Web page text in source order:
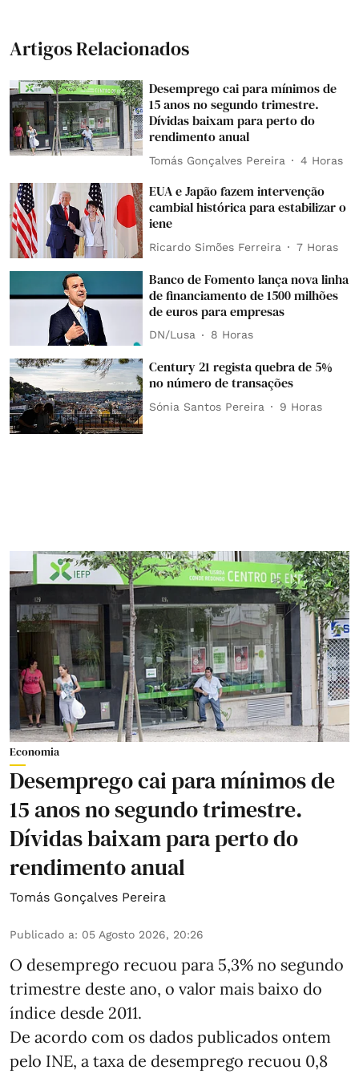
Artigos Relacionados
Desemprego cai para mínimos de
15 anos no segundo trimestre.
Dívidas baixam para perto do
rendimento anual
Tomás Gonçalves Pereira 4 Horas
EUA e Japão fazem intervenção
cambial histórica para estabilizar o
iene
Ricardo Simões Ferreira 7 Horas
Banco de Fomento lança nova linha
de financiamento de 1500 milhões
de euros para empresas
DN/Lusa 8 Horas
Century 21 regista quebra de 5%
no número de transações
Sónia Santos Pereira 9 Horas
Economia
Desemprego cai para mínimos de
15 anos no segundo trimestre.
Dívidas baixam para perto do
rendimento anual
Tomás Gonçalves Pereira
Publicado a: 05 Agosto 2026, 20:26
O desemprego recuou para 5,3% no segundo
trimestre deste ano, o valor mais baixo do
índice desde 2011.
De acordo com os dados publicados ontem
pelo INE, a taxa de desemprego recuou 0,8